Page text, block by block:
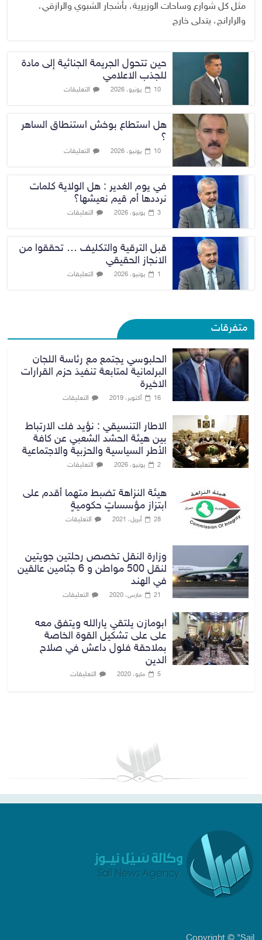
مثل كل شوارع وساحات الوزيرية، بأشجار الشبوي والرازقي،
والرارانج، يتدلى خارج
حين تتحول الجريمة الجنائية إلى مادة
للجذب الاعلامي
10 يونيو، 2026 التعليقات
هل استطاع بوخش استنطاق الساهر
؟
10 يونيو، 2026 التعليقات
في يوم الغدير : هل الولاية كلمات
نرددها أم قيم نعيشها؟
3 يونيو، 2026 التعليقات
قبل الترقية والتكليف … تحققوا من
الانجاز الحقيقي
1 يونيو، 2026 التعليقات
متفرقات
الحلبوسي يجتمع مع رئاسة اللجان
البرلمانية لمتابعة تنفيذ حزم القرارات
الاخيرة
16 أكتوبر، 2019 التعليقات
الاطار التنسيقي : نؤيد فك الارتباط
بين هيئة الحشد الشعبي عن كافة
الأطر السياسية والحزبية والاجتماعية
2 يونيو، 2026 التعليقات
هيئة النزاهة تضبط متهما أقدم على
ابتزاز مؤسساتٍ حكوميةٍ
28 أبريل، 2021 التعليقات
وزارة النقل تخصص رحلتين جويتين
لنقل 500 مواطن و 6 جثامين عالقين
في الهند
21 مارس، 2020 التعليقات
ابومازن يلتقي يارالله ويتفق معه
على على تشكيل القوة الخاصة
بملاحقة فلول داعش في صلاح
الدين
5 مايو، 2020 التعليقات